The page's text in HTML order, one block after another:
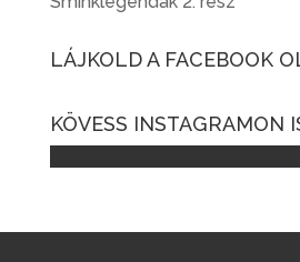
LÁJKOLD A FACEBOOK
KÖVESS INSTAGRAMON